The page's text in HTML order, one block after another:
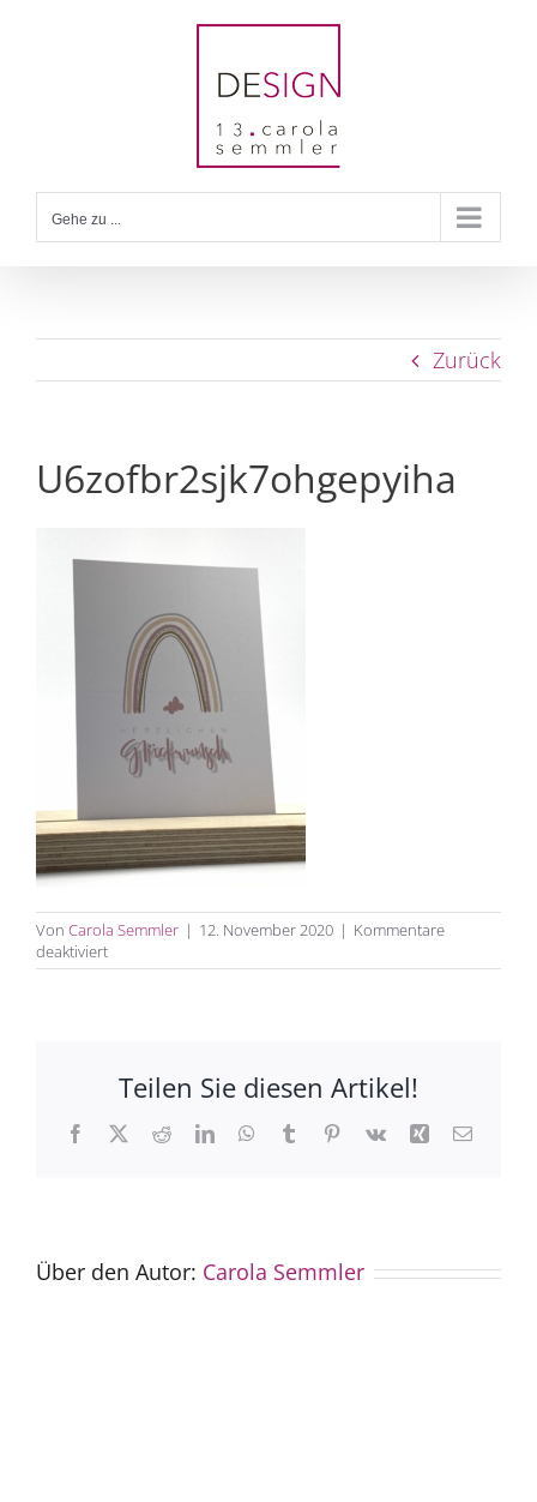
Gehe zu ...
Zurück
U6zofbr2sjk7ohgepyiha
Von Carola Semmler | 12. November 2020 | Kommentare
deaktiviertfür
U6zofbr2sjk7ohgepyiha
Teilen Sie diesen Artikel!
Facebook
X RedditLinkedInWhatsApp
TumblrPinterest
Vk Xing E-
Über den Autor: Carola Semmler